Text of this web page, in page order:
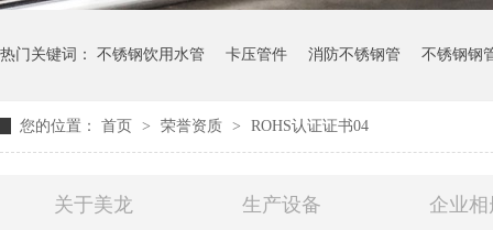
热门关键词： 不锈钢饮用水管 卡压管件 消防不锈钢管 不锈钢钢
您的位置： 首页 > 荣誉资质 > ROHS认证证书04
关于美龙 生产设备 企业相